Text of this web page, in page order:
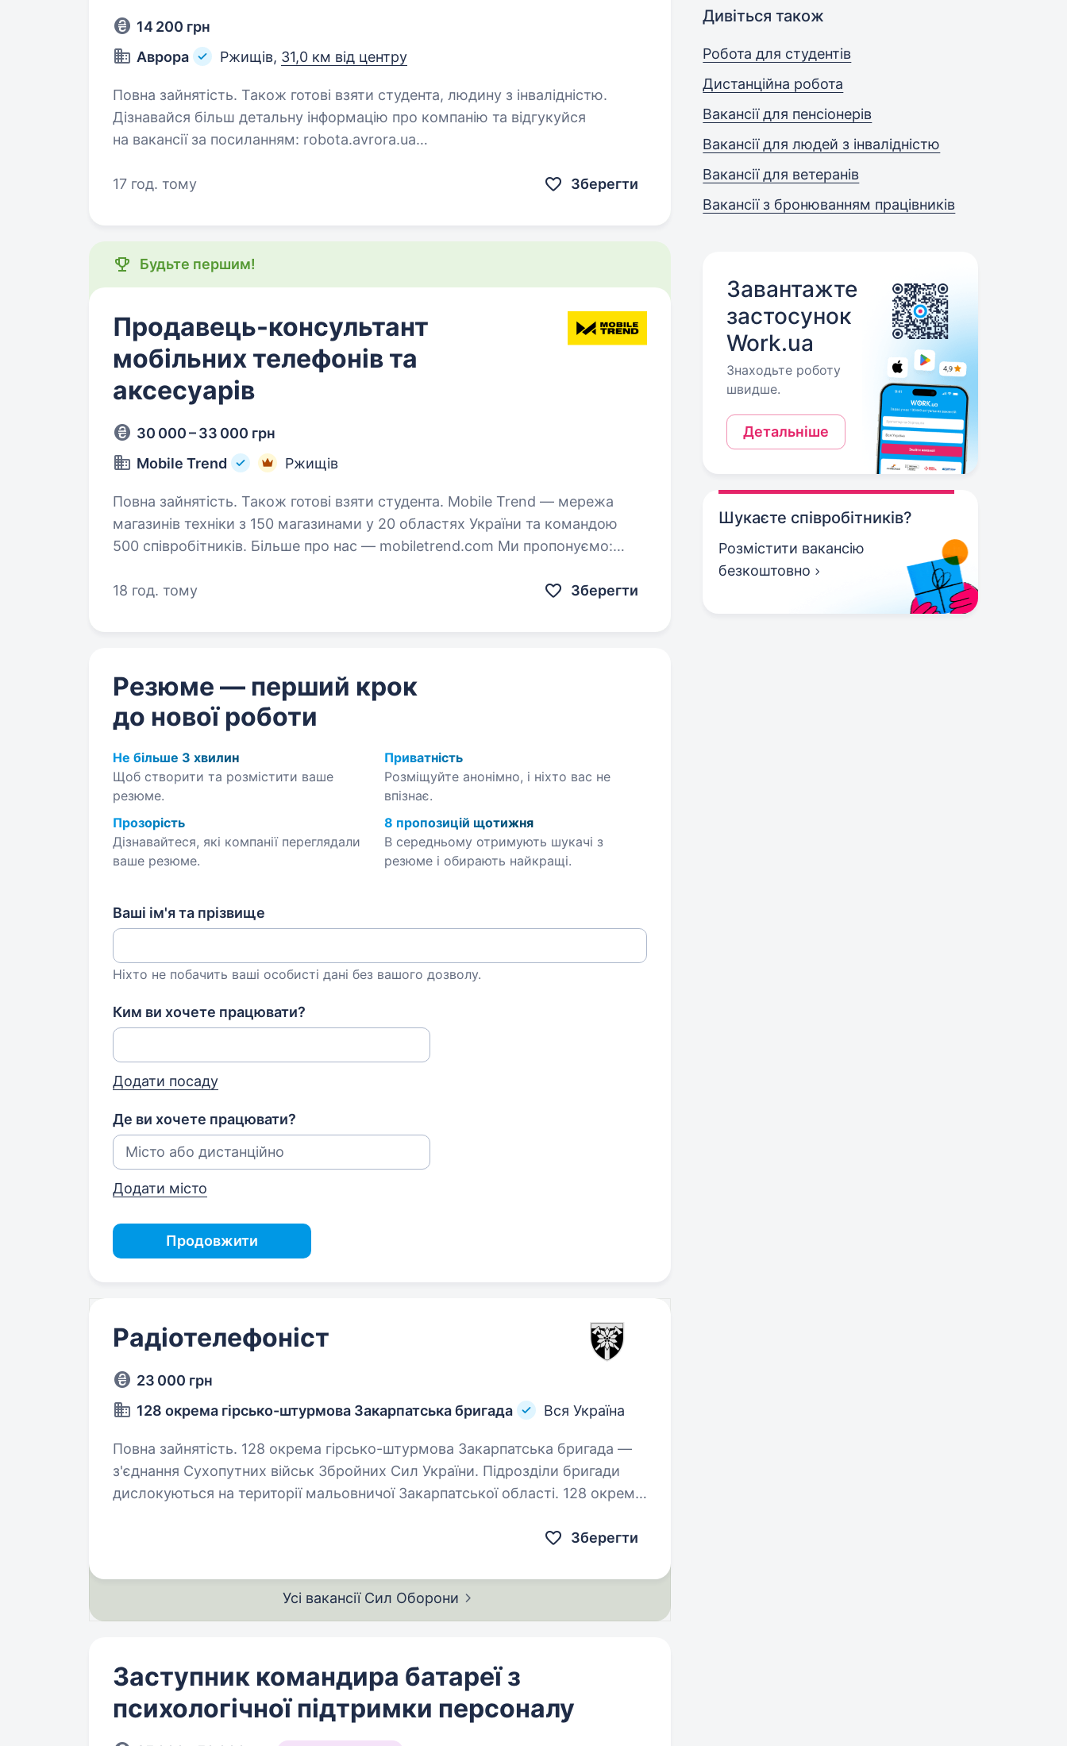
14 200 грн
Аврора
Ржищів, 31,0 км від центру
Повна зайнятість. Також готові взяти студента, людину з інвалідністю.
Дізнавайся більш детальну інформацію про компанію та відгукуйся
на вакансії за посиланням: robota.avrora.ua
чиню) Нам буде класно працювати…
17 год. тому Зберегти
Будьте першим!
Продавець-консультант
мобільних телефонів та
аксесуарів
30 000 – 33 000 грн
Mobile Trend
Ржищів
Повна зайнятість. Також готові взяти студента. Mobile Trend — мережа
магазинів техніки з 150 магазинами у 20 областях України та командою
500 співробітників. Більше про нас — mobiletrend.com Ми пропонуємо:
18 год. тому
Зберегти
Резюме — перший крок
до нової роботи
Не більше 3 хвилин
Щоб створити та розмістити ваше
резюме.
Приватність
Розміщуйте анонімно, і ніхто вас не
впізнає.
Прозорість
Дізнавайтеся, які компанії переглядали
ваше резюме.
8 пропозицій щотижня
В середньому отримують шукачі з
резюме і обирають найкращі.
Ваші ім'я та прізвище
Ніхто не побачить ваші особисті дані без вашого дозволу.
Ким ви хочете працювати?
Додати посаду
Де ви хочете працювати?
Додати місто
Продовжити
Радіотелефоніст
23 000 грн
128 окрема гірсько-штурмова Закарпатська бригада
Вся Україна
Повна зайнятість. 128 окрема гірсько-штурмова Закарпатська бригада —
з'єднання Сухопутних військ Збройних Сил України. Підрозділи бригади
дислокуються на території мальовничої Закарпатської області. 128 окрема
Зберегти
Усі вакансії Сил Оборони
Заступник командира батареї з
психологічної підтримки персоналу
Дивіться також
Робота для студентів
Дистанційна робота
Вакансії для пенсіонерів
Вакансії для людей з інвалідністю
Вакансії для ветеранів
Вакансії з бронюванням працівників
Завантажте
застосунок
Work.ua
Знаходьте роботу
швидше.
Детальніше
Шукаєте співробітників?
Розмістити вакансію
безкоштовно